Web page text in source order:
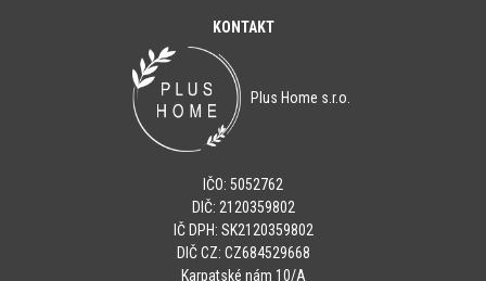
KONTAKT
Plus Home s.r.o.
IČO: 5052762
DIČ: 2120359802
IČ DPH: SK2120359802
DIČ CZ: CZ684529668
Karpatské nám 10/A